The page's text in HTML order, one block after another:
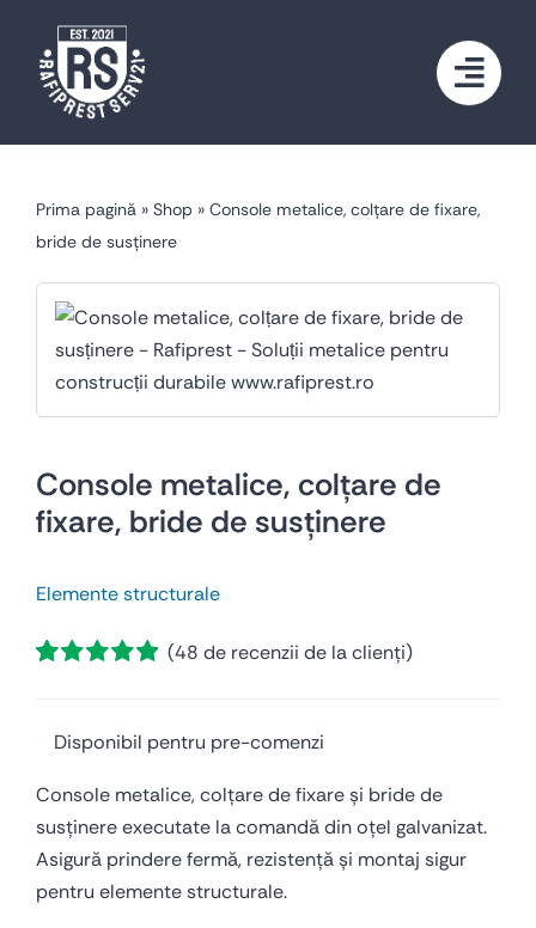
content
Prima pagină » Shop » Console metalice, colțare de fixare,
bride de susținere
Console metalice, colțare de
fixare, bride de susținere
Elemente structurale
pe baza ade
evaluări de la
clienți
(48 de recenzii de la clienți)
Disponibil pentru pre-comenzi
Console metalice, colțare de fixare și bride de
susținere executate la comandă din oțel galvanizat.
Asigură prindere fermă, rezistență și montaj sigur
pentru elemente structurale.